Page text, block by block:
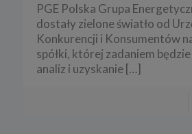
PGE Polska Grupa
dostały zielone światło od
Konkurencji i Konsumentów
spółki, której zadaniem
analiz i uzyskanie[…]